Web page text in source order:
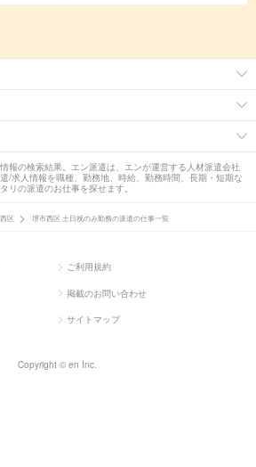
報の検索結果。エン派遣は、エンが運営する人材派遣会社
/求人情報を職種、勤務地、時給、勤務時間、長期・短期な
リの派遣のお仕事を探せます。
区 堺市西区 土日祝のみ勤務の派遣の仕事一覧
ご利用規約
掲載のお問い合わせ
サイトマップ
Copyright © en Inc.